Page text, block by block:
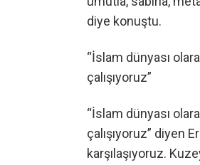
diye konuştu.
“İslam dünyası
çalışıyoruz”
“İslam dünyası
çalışıyoruz” diyen
karşılaşıyoruz.